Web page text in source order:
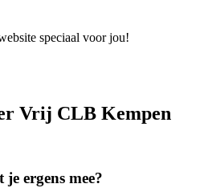
speciaal voor jou!
Vrij CLB Kempen
ergens mee?